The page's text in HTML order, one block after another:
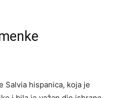
Salvia hispanica, koja je